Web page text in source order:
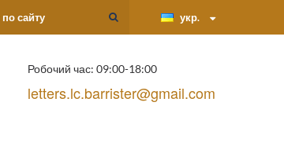
укр.
Робочий час: 09:00-18:00
letters.lc.barrister@gmail.com